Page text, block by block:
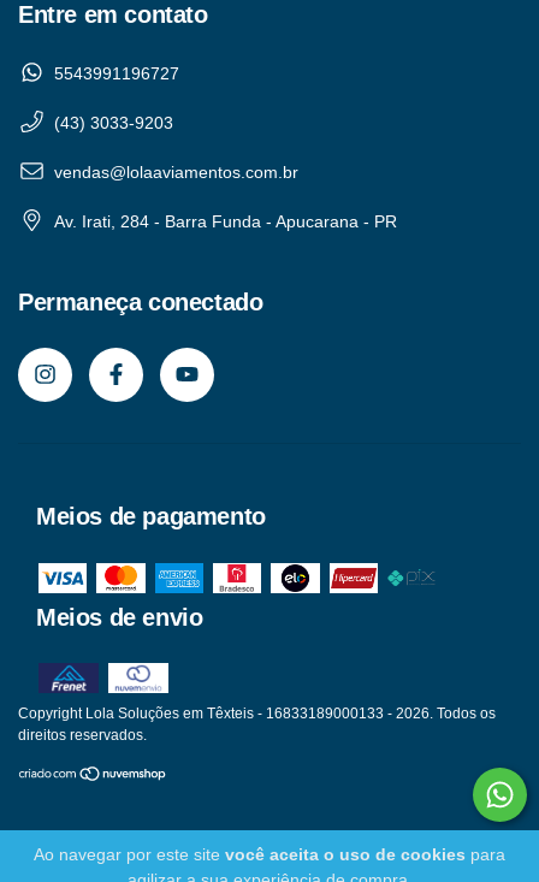
Ao navegar por este site você aceita o uso de cookies para
Entre em contato
5543991196727
(43) 3033-9203
vendas@lolaaviamentos.com.br
Av. Irati, 284 - Barra Funda - Apucarana - PR
Permaneça conectado
Meios de pagamento
Meios de envio
Copyright Lola Soluções em Têxteis - 16833189000133 - 2026. Todos os
direitos reservados.